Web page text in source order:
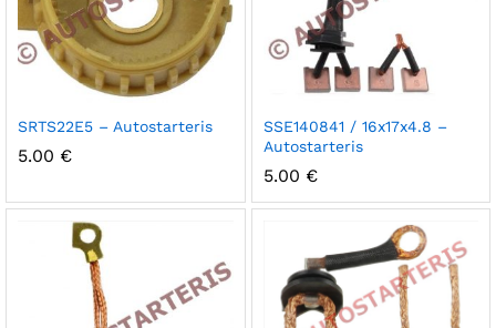
SRTS22E5 – Autostarteris
5.00 €
SSE140841 / 16x17x4.8 –
Autostarteris
5.00 €